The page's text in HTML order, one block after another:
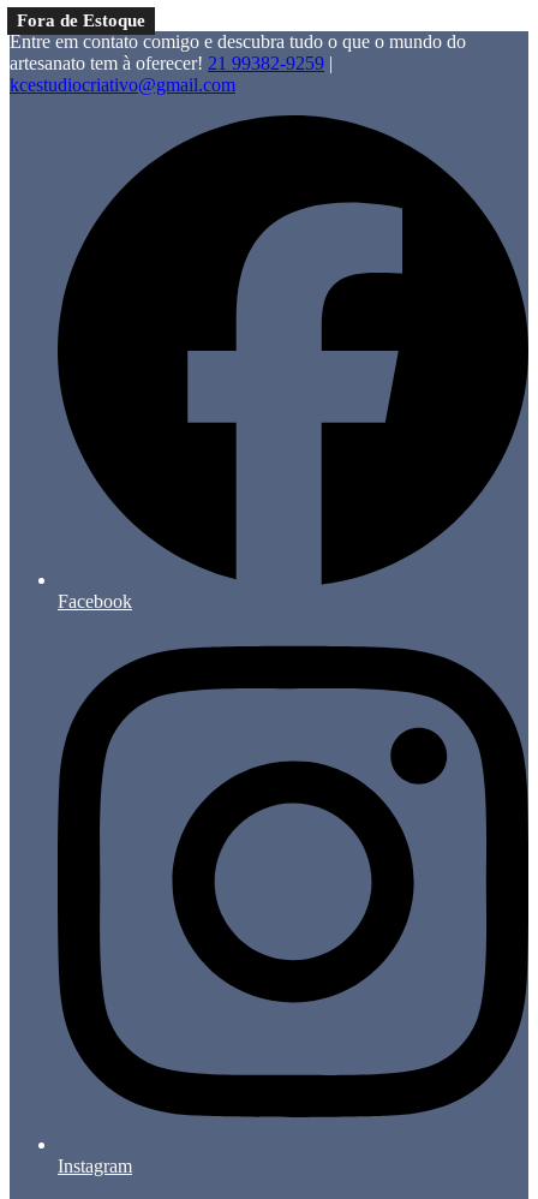
Skip to content
Entre em contato comigo e descubra tudo o que o mundo do
artesanato tem à oferecer! 21 99382-9259 |
kcestudiocriativo@gmail.com
Facebook
Instagram
Fora de Estoque